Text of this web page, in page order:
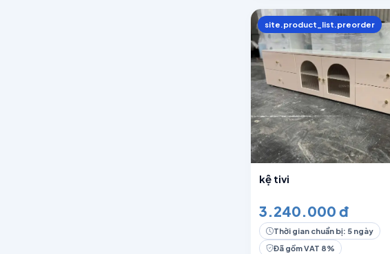
site.product_list.preorder
kệ tivi
3.240.000 đ
Thời gian chuẩn bị: 5 ngày
Đã gồm VAT 8%